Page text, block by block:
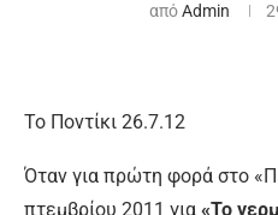
απόAdmin
Το Ποντίκι 26.7.12
Όταν για πρώτη φορά στο
πτεμβρίου 2011 για «Το